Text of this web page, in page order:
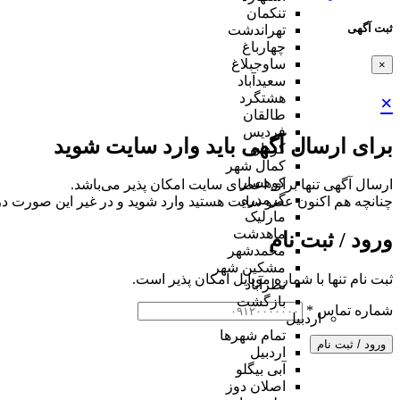
ثبت آگهی
×
×
برای ارسال آگهی باید وارد سایت شوید
ارسال آگهی تنها برای اعضای سایت امکان پذیر می‌باشد.
چنانچه هم‌ اکنون عضو سایت هستید وارد شوید و در غیر این صورت
ورود / ثبت نام
ثبت نام تنها با شماره موبایل امکان پذیر است.
شماره تماس *
ورود / ثبت نام
تنکمان
تهراندشت
چهارباغ
ساوجبلاغ
سعیدآباد
هشتگرد
طالقان
فردیس
کردان
کمال شهر
کوهسار
گرمدره
مارلیک
ماهدشت
محمدشهر
مشکین شهر
نظرآباد
بازگشت
اردبیل
تمام شهر‌ها
اردبیل
آبی بیگلو
اصلان دوز